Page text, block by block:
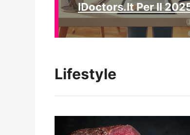
IDoctors.it Per Il
Lifestyle